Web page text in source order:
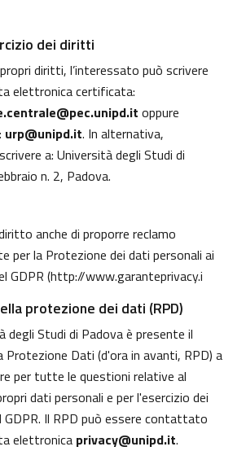
dei diritti
diritti, l’interessato può scrivere
elettronica certificata:
oppure
urp@unipd.it. In alternativa,
a: Università degli Studi di
n. 2, Padova.
anche di proporre reclamo
per la Protezione dei dati personali ai
GDPR (http://www.garanteprivacy.i
protezione dei dati (RPD)
degli Studi di Padova è presente il
Protezione Dati (d'ora in avanti, RPD) a
per tutte le questioni relative al
dati personali e per l'esercizio dei
Il RPD può essere contattato
elettronica privacy@unipd.it.